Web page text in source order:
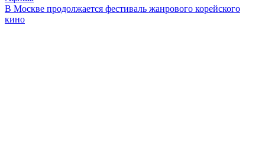
В Москве продолжается фестиваль жанрового корейского
кино